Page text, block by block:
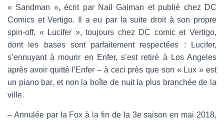
« Sandman », écrit par Nail Gaiman et publié chez DC
Comics et Vertigo. Il a eu par la suite droit à son propre
spin-off, « Lucifer », toujours chez DC comic et Vertigo,
dont les bases sont parfaitement respectées : Lucifer,
s’ennuyant à mourir en Enfer, s’est retiré à Los Angeles
après avoir quitté l’Enfer – à ceci près que son « Lux » est
un piano bar, et non la boîte de nuit la plus branchée de la
ville.
– Annulée par la Fox à la fin de la 3e saison en mai 2018,